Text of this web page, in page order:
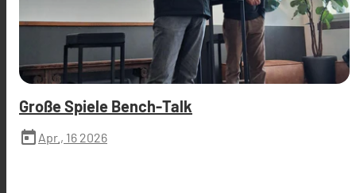
Große Spiele Bench-Talk
today Apr., 16 2026